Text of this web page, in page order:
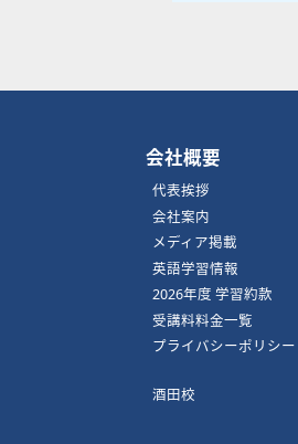
会社概要
代表挨拶
会社案内
メディア掲載
英語学習情報
2026年度 学習約款
受講料料金一覧
プライバシーポリシー
酒田校